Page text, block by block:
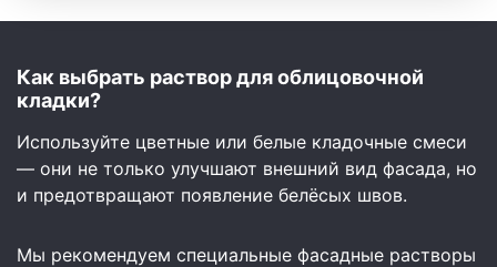
Как выбрать раствор для облицовочной
кладки?
Используйте цветные или белые кладочные смеси
— они не только улучшают внешний вид фасада, но
и предотвращают появление белёсых швов.
Мы рекомендуем специальные фасадные растворы